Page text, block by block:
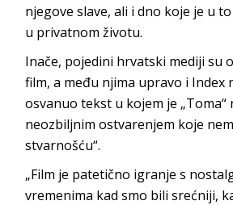
njegove slave, ali i dno koje je u
u privatnom životu.
Inače, pojedini hrvatski mediji su
film, a među njima upravo i Index
osvanuo tekst u kojem je „Toma“
neozbiljnim ostvarenjem koje
stvarnošću“.
„Film je patetično igranje s
vremenima kad smo bili srećniji,